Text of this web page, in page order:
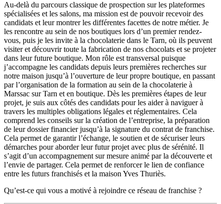
Au-delà du parcours classique de prospection sur les plateformes
spécialisées et les salons, ma mission est de pouvoir recevoir des
candidats et leur montrer les différentes facettes de notre métier. Je
les rencontre au sein de nos boutiques lors d’un premier rendez-
vous, puis je les invite à la chocolaterie dans le Tarn, où ils peuvent
visiter et découvrir toute la fabrication de nos chocolats et se projeter
dans leur future boutique. Mon rôle est transversal puisque
j’accompagne les candidats depuis leurs premières recherches sur
notre maison jusqu’à l’ouverture de leur propre boutique, en passant
par l’organisation de la formation au sein de la chocolaterie à
Marssac sur Tarn et en boutique. Dès les premières étapes de leur
projet, je suis aux côtés des candidats pour les aider à naviguer à
travers les multiples obligations légales et réglementaires. Cela
comprend les conseils sur la création de l’entreprise, la préparation
de leur dossier financier jusqu’à la signature du contrat de franchise.
Cela permet de garantir l’échange, le soutien et de sécuriser leurs
démarches pour aborder leur futur projet avec plus de sérénité. Il
s’agit d’un accompagnement sur mesure animé par la découverte et
l’envie de partager. Cela permet de renforcer le lien de confiance
entre les futurs franchisés et la maison Yves Thuriès.
Qu’est-ce qui vous a motivé à rejoindre ce réseau de franchise ?